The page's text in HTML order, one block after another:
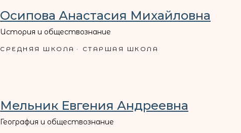
Осипова Анастасия Михайловна
История и обществознание
СРЕДНЯЯ ШКОЛА СТАРШАЯ ШКОЛА
Мельник Евгения Андреевна
География и обществознание